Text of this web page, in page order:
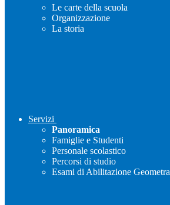
Le carte della scuola
Organizzazione
La storia
Servizi
Panoramica
Famiglie e Studenti
Personale scolastico
Percorsi di studio
Esami di Abilitazione Geometra